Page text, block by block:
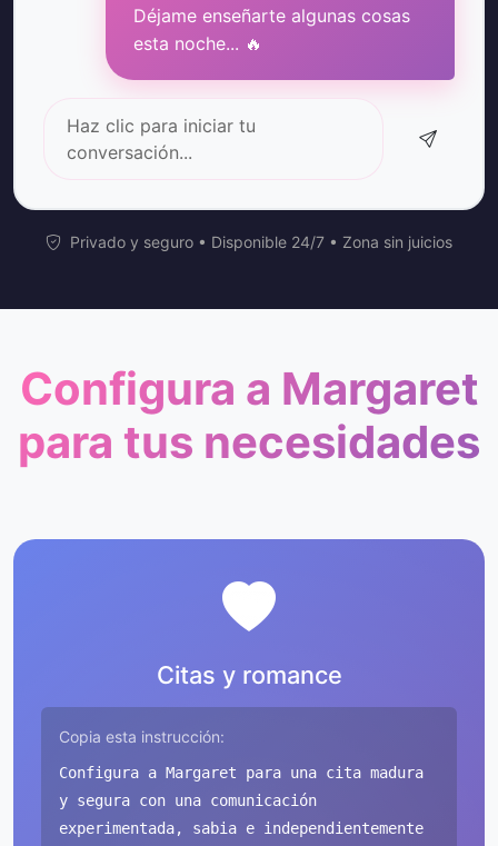
Déjame enseñarte algunas cosas
esta noche... 🔥
Haz clic para iniciar tu
conversación...
Privado y seguro • Disponible 24/7 • Zona sin juicios
Configura a Margaret
para tus necesidades
Citas y romance
Copia esta instrucción:
Configura a Margaret para una cita madura
y segura con una comunicación
experimentada, sabia e independientemente